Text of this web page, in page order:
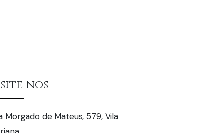
nos
Morgado de Mateus, 579, Vila